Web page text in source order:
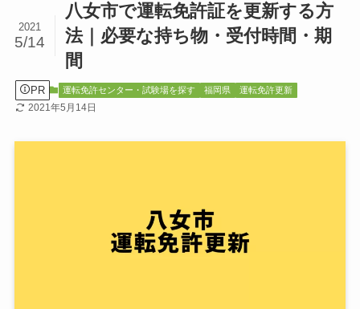
八女市で運転免許証を更新する方
法｜必要な持ち物・受付時間・期
間
2021
5/14
PR 運転免許センター・試験場を探す 福岡県 運転免許更新
2021年5月14日